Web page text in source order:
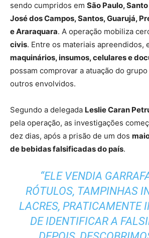
sendo cumpridos em São Paulo,
José dos Campos, Santos, Guarujá,
e Araraquara. A operação mobiliza
civis. Entre os materiais apreendidos,
maquinários, insumos, celulares e
possam comprovar a atuação do
outros envolvidos.
Segundo a delegada Leslie Caran
pela operação, as investigações
dez dias, após a prisão de um dos
de bebidas falsificadas do país.
“ELE VENDIA
RÓTULOS, TAMPINHAS
LACRES, PRATICAMENTE
DE IDENTIFICAR A